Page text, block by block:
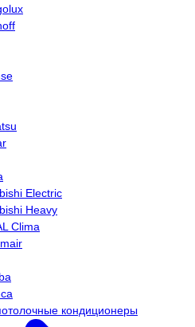
Electric
Heavy
Clima
кондиционеры